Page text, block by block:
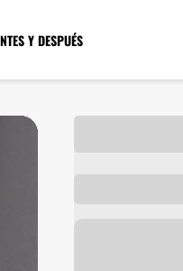
Y DESPUÉS